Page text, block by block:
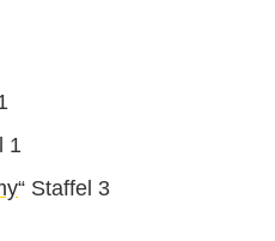
1
“ Staffel 3